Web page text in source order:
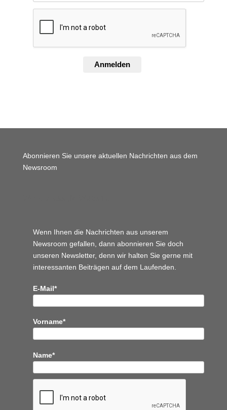
Anmelden
Abonnieren Sie unsere aktuellen Nachrichten aus dem
Newsroom
Wenn Ihnen die Nachrichten aus unserem
Newsroom gefallen, dann abonnieren Sie doch
unseren Newsletter, denn wir halten Sie gerne mit
interessanten Beiträgen auf dem Laufenden.
E-Mail*
Vorname*
Name*